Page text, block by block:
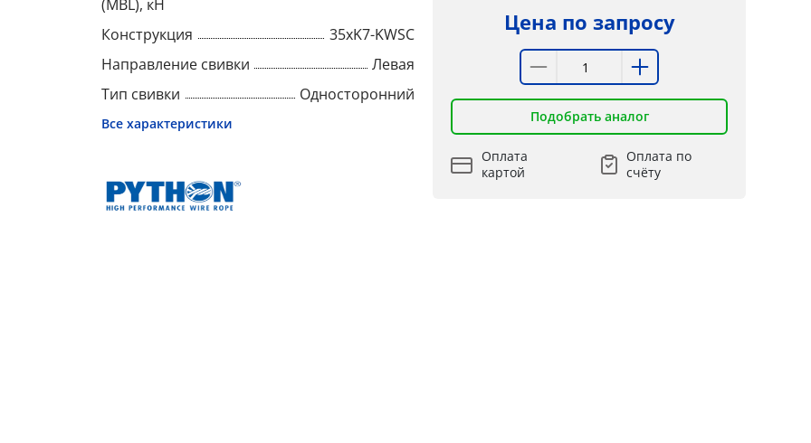
(MBL), кН
Конструкция
35xK7-KWSC
Направление свивки
Левая
Тип свивки
Односторонний
Все характеристики
Цена по запросу
Подобрать аналог
Оплата
картой
Оплата по
счёту